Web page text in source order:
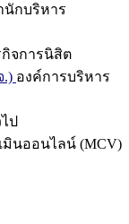
นักบริหาร
จการนิสิต
.) องค์การบริหาร
ป
มินออนไลน์ (MCV)